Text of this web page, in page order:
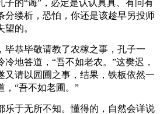
子的“诲”，必定是认认真真、有问有
分缕析，恐怕，你还是该趁早另投师
的。
毕恭毕敬请教了农稼之事，孔子一
地答道，“吾不如老农。”这樊迟，
又请以园圃之事，结果，铁板依然一
，“吾不如老圃。”
乐于无所不知。懂得的，自然会详说